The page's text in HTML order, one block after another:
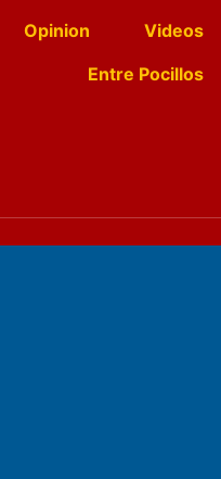
Opinion
Videos
Entre Pocillos